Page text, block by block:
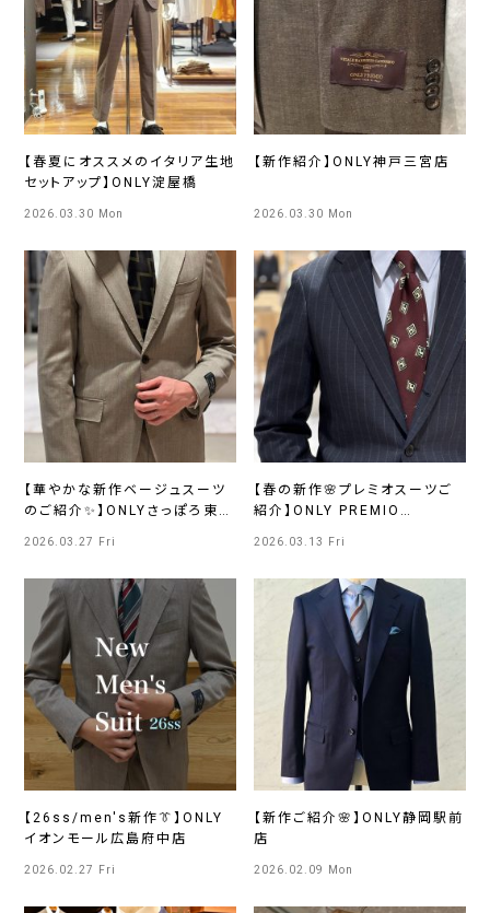
【春夏にオススメのイタリア生地
セットアップ】ONLY淀屋橋
2026.03.30 Mon
【新作紹介】ONLY神戸三宮店
2026.03.30 Mon
【華やかな新作ベージュスーツ
のご紹介✨】ONLYさっぽろ東急
2026.03.27 Fri
【春の新作🌸プレミオスーツご
紹介】ONLY PREMIO
2026.03.13 Fri
【26ss/men's新作👔】ONLY
イオンモール広島府中店
2026.02.27 Fri
【新作ご紹介🌸】ONLY静岡駅前
店
2026.02.09 Mon